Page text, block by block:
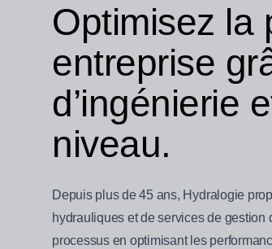
Optimisez la
entreprise
d’ingénierie
niveau.
Depuis plus de 45 ans, Hydralogie
hydrauliques et de services de gestion
processus en optimisant les